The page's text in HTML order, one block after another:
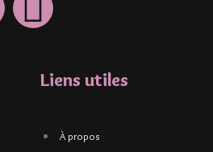
Liens utiles
À propos